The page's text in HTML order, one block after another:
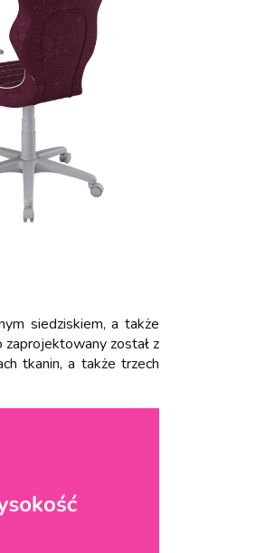
siedziskiem, a także
zaprojektowany został z
tkanin, a także trzech